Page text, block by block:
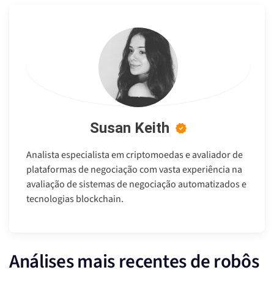
Susan Keith
Analista especialista em criptomoedas e avaliador de
plataformas de negociação com vasta experiência na
avaliação de sistemas de negociação automatizados e
tecnologias blockchain.
Análises mais recentes de robôs